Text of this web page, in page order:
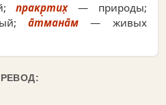
пракр̣тих̣— природы;
а̄тмана̄м — живых